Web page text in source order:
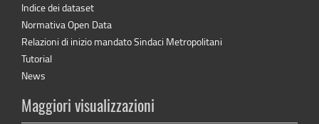
Indice dei dataset
Normativa Open Data
Relazioni di inizio mandato Sindaci Metropolitani
Tutorial
News
Maggiori visualizzazioni